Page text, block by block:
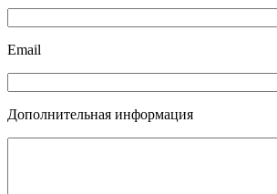
Email
Дополнительная информация